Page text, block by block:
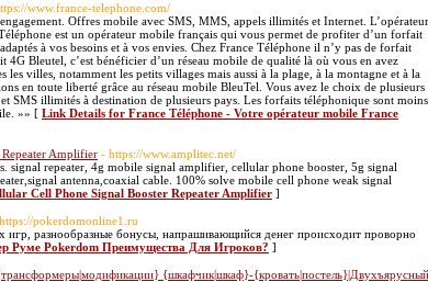
www.france-telephone.com/
Offres mobile avec SMS, MMS, appels illimités et Internet. L’opérateur
est un opérateur mobile français qui vous permet de profiter d’un forfait
à vos besoins et à vos envies. Chez France Téléphone il n’y pas de forfait
Bleutel, c’est bénéficier d’un réseau mobile de qualité là où vous en avez
villes, notamment les petits villages mais aussi à la plage, à la montagne et à la
en toute liberté grâce au réseau mobile BleuTel. Vous avez le choix de plusieurs
SMS illimités à destination de plusieurs pays. Les forfaits téléphonique sont moins
»» [ Link Details for France Téléphone - Votre opérateur mobile France
Amplifier - https://www.amplitec.net/
signal repeater, 4g mobile signal amplifier, cellular phone booster, 5g signal
antenna,coaxial cable. 100% solve mobile cell phone weak signal
Cell Phone Signal Booster Repeater Amplifier ]
pokerdomonline1.ru
разнообразные бонусы, напрашивающийся денег происходит проворно
Руме Pokerdom Преимущества Для Игроков? ]
{шкафчик|шкаф}-{кровать|постель}|Двухъярусный